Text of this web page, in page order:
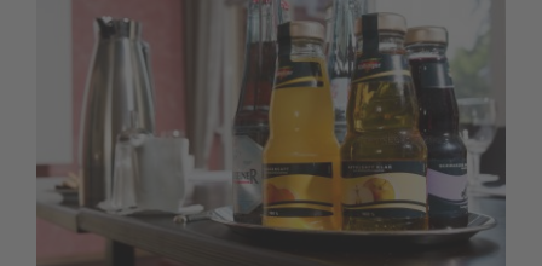
Restaurant
Bierbar Matze